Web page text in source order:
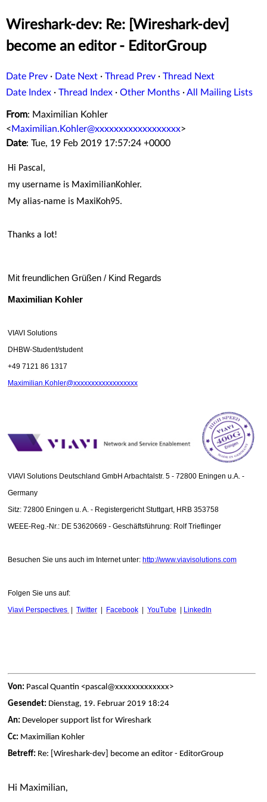
Wireshark-dev: Re: [Wireshark-dev]
become an editor - EditorGroup
Date Prev · Date Next · Thread Prev · Thread Next
Date Index · Thread Index · Other Months ·All Mailing Lists
From: Maximilian Kohler
<Maximilian.Kohler@xxxxxxxxxxxxxxxxxx>
Date: Tue, 19 Feb 2019 17:57:24 +0000
Hi Pascal,
my username is MaximilianKohler.
My alias-name is MaxiKoh95.
Thanks a lot!
Mit freundlichen Grüßen / Kind Regards
Maximilian Kohler
VIAVI Solutions
DHBW-Student/student
+49 7121 86 1317
Maximilian.Kohler@xxxxxxxxxxxxxxxxxx
VIAVI Solutions Deutschland GmbH Arbachtalstr. 5 - 72800 Eningen u.A. -
Germany
Sitz: 72800 Eningen u. A. - Registergericht Stuttgart, HRB 353758
WEEE-Reg.-Nr.: DE 53620669 - Geschäftsführung: Rolf Trieflinger
Besuchen Sie uns auch im Internet unter: http://www.viavisolutions.com
Folgen Sie uns auf:
Viavi Perspectives
Twitter Facebook YouTube LinkedIn
Von: Pascal Quantin <pascal@xxxxxxxxxxxxx>
Gesendet: Dienstag, 19. Februar 2019 18:24
An: Developer support list for Wireshark
Cc: Maximilian Kohler
Betreff: Re: [Wireshark-dev] become an editor - EditorGroup
Hi Maximilian,